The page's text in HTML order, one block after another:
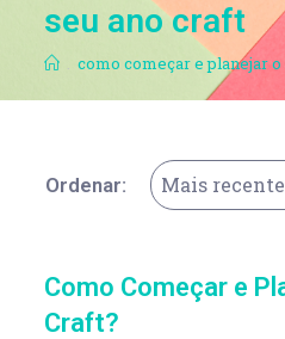
seu ano craft
. como começar e planejar o
Ordenar: Mais
Como Começar e
Craft?